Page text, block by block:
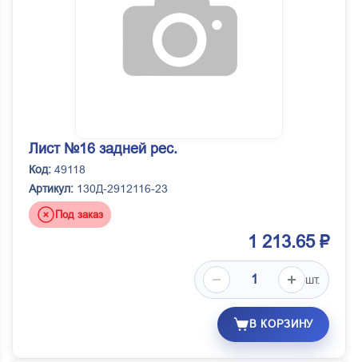
Лист №16 задней рес.
Код: 49118
Артикул: 130Д-2912116-23
Под заказ
1 213.65 ₽
шт.
В КОРЗИНУ